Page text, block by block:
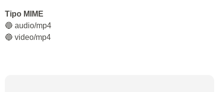
Tipo MIME
🔵 audio/mp4
🔵 video/mp4